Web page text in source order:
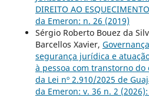
DIREITO AO
da Emeron: n. 26 (2019)
Sérgio Roberto Bouez da
Barcellos Xavier,
segurança jurídica e
à pessoa com transtorno
da Lei nº 2.910/2025 de
da Emeron: v. 36 n. 2